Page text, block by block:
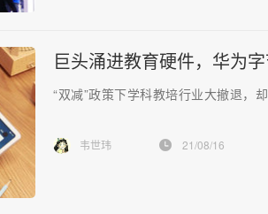
巨头涌进教育硬件，华为
“双减”政策下学科教培行业大撤退，
韦世玮 21/08/16